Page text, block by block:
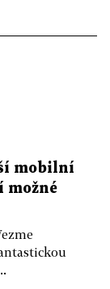
mobilní
možné